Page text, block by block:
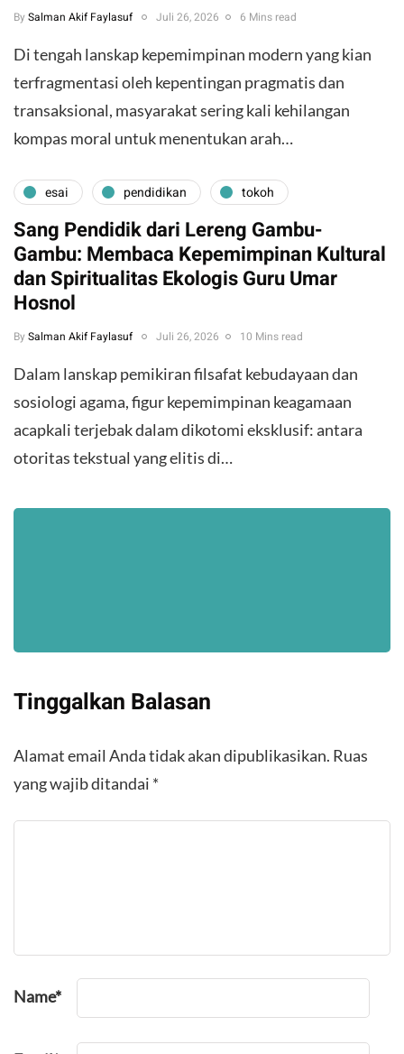
By Salman Akif Faylasuf Juli 26, 2026 6 Mins read
Di tengah lanskap kepemimpinan modern yang kian
terfragmentasi oleh kepentingan pragmatis dan
transaksional, masyarakat sering kali kehilangan
kompas moral untuk menentukan arah…
esai pendidikan tokoh
Sang Pendidik dari Lereng Gambu-
Gambu: Membaca Kepemimpinan Kultural
dan Spiritualitas Ekologis Guru Umar
Hosnol
By Salman Akif Faylasuf Juli 26, 2026 10 Mins read
Dalam lanskap pemikiran filsafat kebudayaan dan
sosiologi agama, figur kepemimpinan keagamaan
acapkali terjebak dalam dikotomi eksklusif: antara
otoritas tekstual yang elitis di…
Tinggalkan Balasan
Alamat email Anda tidak akan dipublikasikan. Ruas
yang wajib ditandai *
Name*